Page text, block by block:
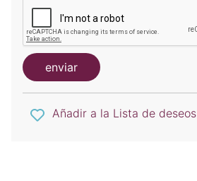
enviar
Añadir a la Lista de deseos